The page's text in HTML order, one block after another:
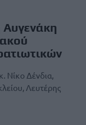
Νίκο Δένδια,
Λευτέρης